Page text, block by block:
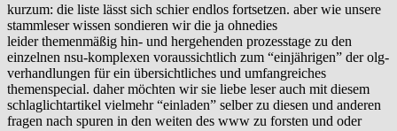
kurzum: die liste lässt sich schier endlos fortsetzen. aber wie unsere
stammleser wissen sondieren wir die ja ohnedies
leider themenmäßig hin- und hergehenden prozesstage zu den
einzelnen nsu-komplexen voraussichtlich zum “einjährigen” der olg-
verhandlungen für ein übersichtliches und umfangreiches
themenspecial. daher möchten wir sie liebe leser auch mit diesem
schlaglichtartikel vielmehr “einladen” selber zu diesen und anderen
fragen nach spuren in den weiten des www zu forsten und oder